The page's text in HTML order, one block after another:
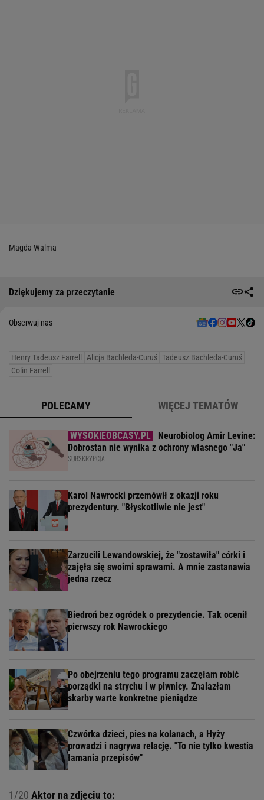
Magda Walma
Dziękujemy za przeczytanie
Obserwuj nas
Henry Tadeusz Farrell Alicja Bachleda-Curuś Tadeusz Bachleda-Curuś
Colin Farrell
POLECAMY WIĘCEJ TEMATÓW
Neurobiolog Amir Levine:
Dobrostan nie wynika z ochrony własnego "Ja"
SUBSKRYPCJA
Karol Nawrocki przemówił z okazji roku
prezydentury. "Błyskotliwie nie jest"
Zarzucili Lewandowskiej, że "zostawiła" córki i
zajęła się swoimi sprawami. A mnie zastanawia
jedna rzecz
Biedroń bez ogródek o prezydencie. Tak ocenił
pierwszy rok Nawrockiego
Po obejrzeniu tego programu zaczęłam robić
porządki na strychu i w piwnicy. Znalazłam
skarby warte konkretne pieniądze
Czwórka dzieci, pies na kolanach, a Hyży
prowadzi i nagrywa relację. "To nie tylko kwestia
łamania przepisów"
1/20 Aktor na zdjęciu to: